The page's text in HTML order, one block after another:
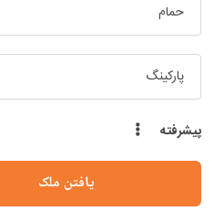
حمام
پارکینگ
پیشرفته
یافتن ملک